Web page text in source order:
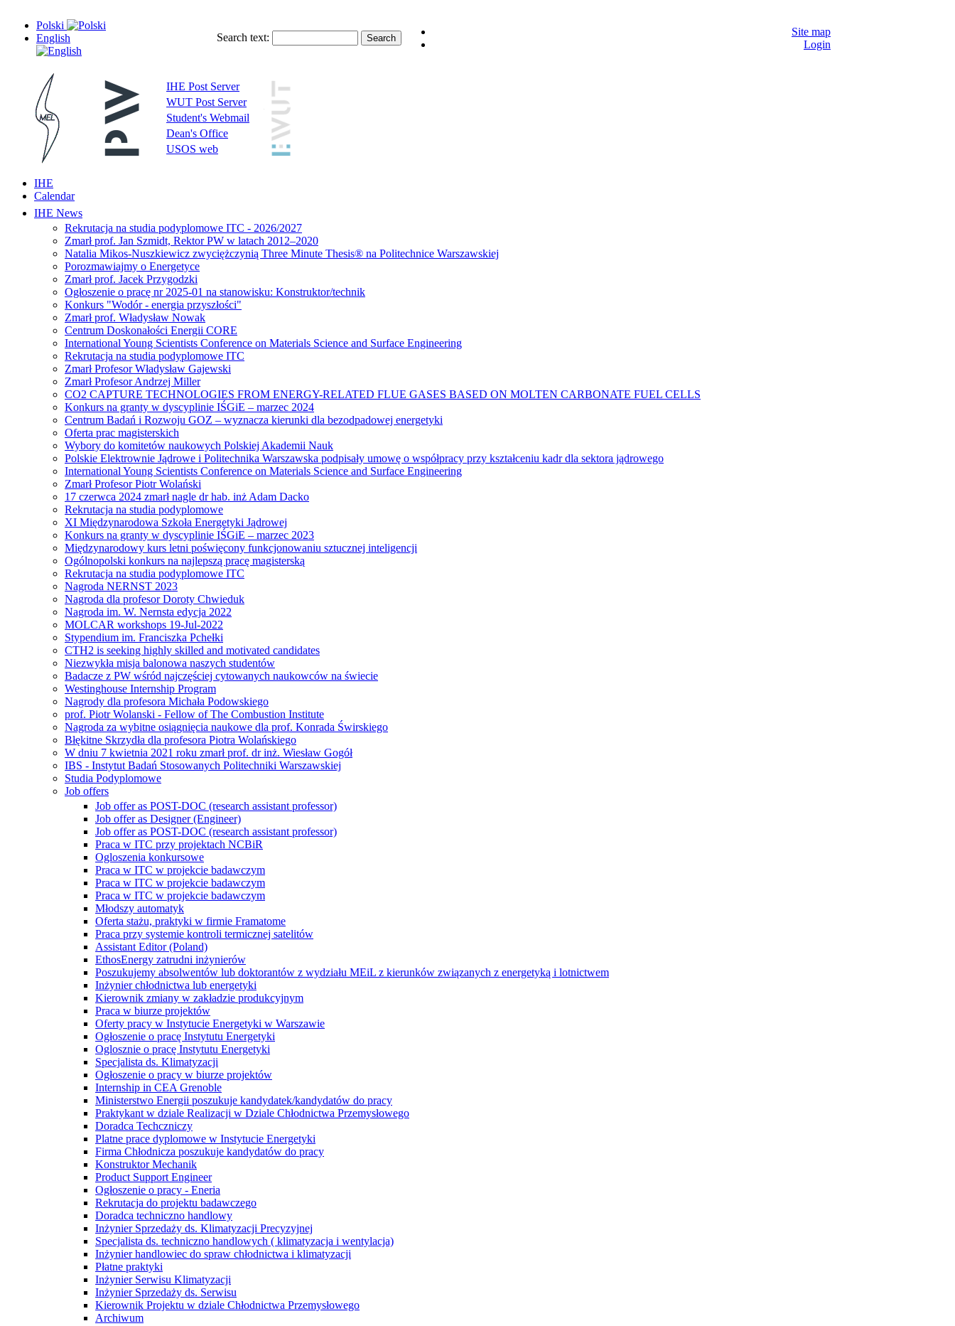
Polski
English
Search text:
Site map
Login
IHE Post Server
WUT Post Server
Student's Webmail
Dean's Office
USOS web
IHE
Calendar
IHE News
Rekrutacja na studia podyplomowe ITC - 2026/2027
Zmarł prof. Jan Szmidt, Rektor PW w latach 2012–2020
Natalia Mikos-Nuszkiewicz zwyciężczynią Three Minute Thesis® na Politechnice Warszawskiej
Porozmawiajmy o Energetyce
Zmarł prof. Jacek Przygodzki
Ogłoszenie o pracę nr 2025-01 na stanowisku: Konstruktor/technik
Konkurs "Wodór - energia przyszłości"
Zmarł prof. Władysław Nowak
Centrum Doskonałości Energii CORE
International Young Scientists Conference on Materials Science and Surface Engineering
Rekrutacja na studia podyplomowe ITC
Zmarł Profesor Władysław Gajewski
Zmarł Profesor Andrzej Miller
CO2 CAPTURE TECHNOLOGIES FROM ENERGY-RELATED FLUE GASES BASED ON MOLTEN CARBONATE FUEL CELLS
Konkurs na granty w dyscyplinie IŚGiE – marzec 2024
Centrum Badań i Rozwoju GOZ – wyznacza kierunki dla bezodpadowej energetyki
Oferta prac magisterskich
Wybory do komitetów naukowych Polskiej Akademii Nauk
Polskie Elektrownie Jądrowe i Politechnika Warszawska podpisały umowę o współpracy przy kształceniu kadr dla sektora jądrowego
International Young Scientists Conference on Materials Science and Surface Engineering
Zmarł Profesor Piotr Wolański
17 czerwca 2024 zmarł nagle dr hab. inż Adam Dacko
Rekrutacja na studia podyplomowe
XI Międzynarodowa Szkoła Energetyki Jądrowej
Konkurs na granty w dyscyplinie IŚGiE – marzec 2023
Międzynarodowy kurs letni poświęcony funkcjonowaniu sztucznej inteligencji
Ogólnopolski konkurs na najlepszą pracę magisterską
Rekrutacja na studia podyplomowe ITC
Nagroda NERNST 2023
Nagroda dla profesor Doroty Chwieduk
Nagroda im. W. Nernsta edycja 2022
MOLCAR workshops 19-Jul-2022
Stypendium im. Franciszka Pchełki
CTH2 is seeking highly skilled and motivated candidates
Niezwykła misja balonowa naszych studentów
Badacze z PW wśród najczęściej cytowanych naukowców na świecie
Westinghouse Internship Program
Nagrody dla profesora Michała Podowskiego
prof. Piotr Wolanski - Fellow of The Combustion Institute
Nagroda za wybitne osiągnięcia naukowe dla prof. Konrada Świrskiego
Błękitne Skrzydła dla profesora Piotra Wolańskiego
W dniu 7 kwietnia 2021 roku zmarł prof. dr inż. Wiesław Gogół
IBS - Instytut Badań Stosowanych Politechniki Warszawskiej
Studia Podyplomowe
Job offers
Job offer as POST-DOC (research assistant professor)
Job offer as Designer (Engineer)
Job offer as POST-DOC (research assistant professor)
Praca w ITC przy projektach NCBiR
Ogloszenia konkursowe
Praca w ITC w projekcie badawczym
Praca w ITC w projekcie badawczym
Praca w ITC w projekcie badawczym
Młodszy automatyk
Oferta stażu, praktyki w firmie Framatome
Praca przy systemie kontroli termicznej satelitów
Assistant Editor (Poland)
EthosEnergy zatrudni inżynierów
Poszukujemy absolwentów lub doktorantów z wydziału MEiL z kierunków związanych z energetyką i lotnictwem
Inżynier chłodnictwa lub energetyki
Kierownik zmiany w zakładzie produkcyjnym
Praca w biurze projektów
Oferty pracy w Instytucie Energetyki w Warszawie
Ogłoszenie o pracę Instytutu Energetyki
Oglosznie o pracę Instytutu Energetyki
Specjalista ds. Klimatyzacji
Ogłoszenie o pracy w biurze projektów
Internship in CEA Grenoble
Ministerstwo Energii poszukuje kandydatek/kandydatów do pracy
Praktykant w dziale Realizacji w Dziale Chłodnictwa Przemysłowego
Doradca Techczniczy
Platne prace dyplomowe w Instytucie Energetyki
Firma Chłodnicza poszukuje kandydatów do pracy
Konstruktor Mechanik
Product Support Engineer
Ogłoszenie o pracy - Eneria
Rekrutacja do projektu badawczego
Doradca techniczno handlowy
Inżynier Sprzedaży ds. Klimatyzacji Precyzyjnej
Specjalista ds. techniczno handlowych ( klimatyzacja i wentylacja)
Inżynier handlowiec do spraw chłodnictwa i klimatyzacji
Płatne praktyki
Inżynier Serwisu Klimatyzacji
Inżynier Sprzedaży ds. Serwisu
Kierownik Projektu w dziale Chłodnictwa Przemysłowego
Archiwum